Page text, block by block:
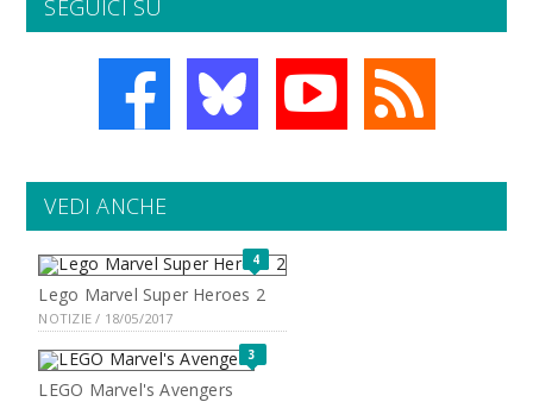
SEGUICI SU
VEDI ANCHE
4
Lego Marvel Super Heroes 2
NOTIZIE / 18/05/2017
3
LEGO Marvel's Avengers